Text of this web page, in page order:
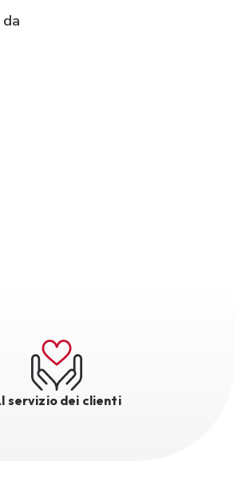
servizio dei clienti